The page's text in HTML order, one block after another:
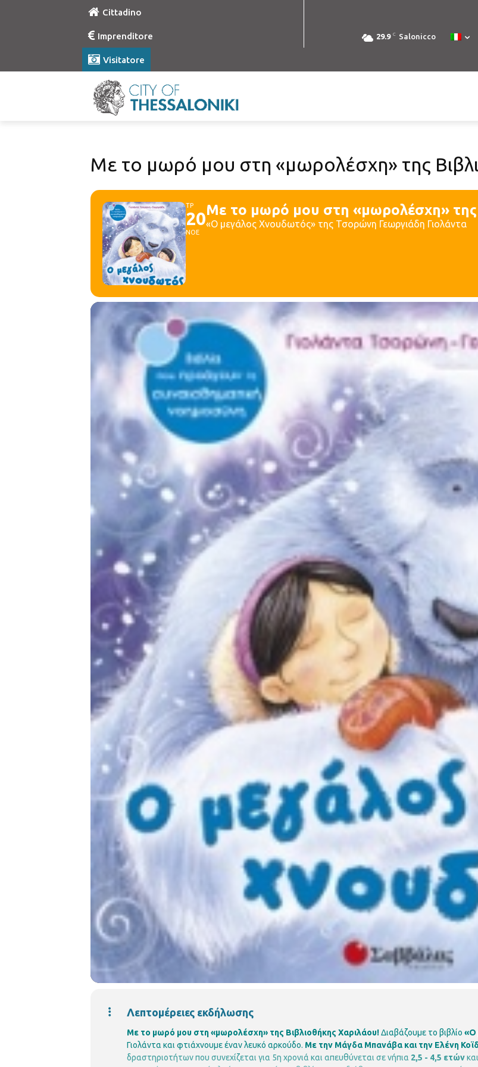
Cittadino
Imprenditore
Visitatore
29.9 C Salonicco
Με το μωρό μου στη «μωρολέσχη» της
ΤΡ
20
ΝΟΕ
Με το μωρό μου στη «μωρολέσχη» της
«Ο μεγάλος Χνουδωτός» της Τσορώνη Γεωργιάδη Γιολάντα
Λεπτομέρειες εκδήλωσης
Με το μωρό μου στη «μωρολέσχη» της Βιβλιοθήκης Χαριλάου!Διαβάζουμε το βιβλίο «Ο
Γιολάντα και φτιάχνουμε έναν λευκό αρκούδο. Με την Μάγδα Μπανάβα και την Ελένη
δραστηριοτήτων που συνεχίζεται για 5η χρονιά και απευθύνεται σε νήπια 2,5 - 4,5 ετών